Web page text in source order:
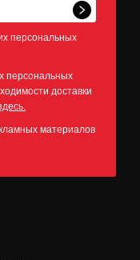
персональных
персональных
доставки
материалов